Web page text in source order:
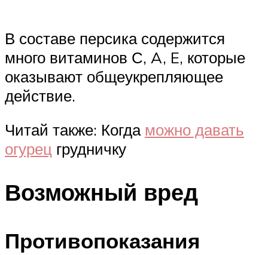
В составе персика содержится
много витаминов С, A, E, которые
оказывают общеукрепляющее
действие.
Читай также: Когда можно давать
огурец грудничку
Возможный вред
Противопоказания